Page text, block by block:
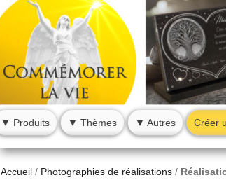
▼ Produits ▼ Thèmes ▼ Autres Créer
Accueil / Photographies de réalisations /